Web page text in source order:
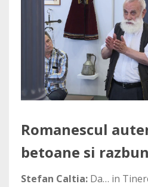
Romanescul
betoane si
Stefan Caltia: Da… in